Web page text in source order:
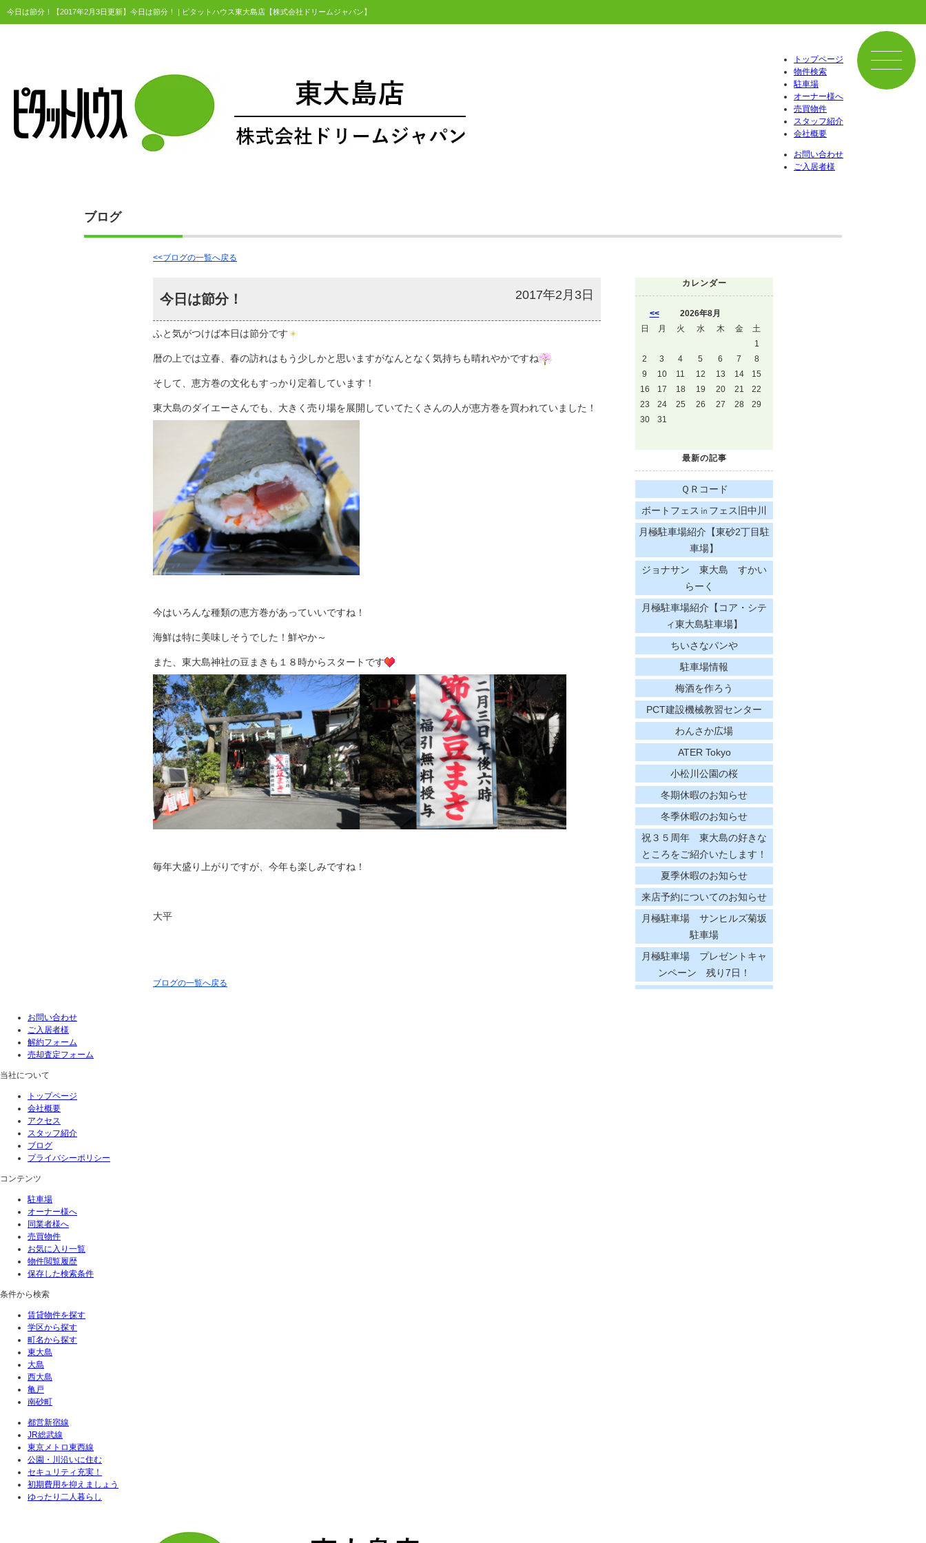
今日は節分！【2017年2月3日更新】今日は節分！ | ピタットハウス東大島店【株式会社ドリームジャパン】
トップページ
物件検索
駐車場
オーナー様へ
売買物件
スタッフ紹介
会社概要
お問い合わせ
ご入居者様
ブログ
<<ブログの一覧へ戻る
今日は節分！ 2017年2月3日
ふと気がつけば本日は節分です
暦の上では立春、春の訪れはもう少しかと思いますがなんとなく気持ちも晴れやかですね
そして、恵方巻の文化もすっかり定着しています！
東大島のダイエーさんでも、大きく売り場を展開していてたくさんの人が恵方巻を買われていました！
今はいろんな種類の恵方巻があっていいですね！
海鮮は特に美味しそうでした！鮮やか～
また、東大島神社の豆まきも１８時からスタートです
毎年大盛り上がりですが、今年も楽しみですね！
大平
カレンダー
<<
2026年8月
日
月 火 水 木 金
土
1
2
3 4 5 6 7
8
9
10 11 12 13 14
15
16
17 18 19 20 21
22
23
24 25 26 27 28
29
30
31
最新の記事
ＱＲコード
ボートフェス㏌フェス旧中川
月極駐車場紹介【東砂2丁目駐
車場】
ジョナサン 東大島 すかい
らーく
月極駐車場紹介【コア・シテ
ィ東大島駐車場】
ちいさなパンや
駐車場情報
梅酒を作ろう
PCT建設機械教習センター
わんさか広場
ATER Tokyo
小松川公園の桜
冬期休暇のお知らせ
冬季休暇のお知らせ
祝３５周年 東大島の好きな
ところをご紹介いたします！
夏季休暇のお知らせ
来店予約についてのお知らせ
月極駐車場 サンヒルズ菊坂
駐車場
月極駐車場 プレゼントキャ
ンペーン 残り7日！
ブログの一覧へ戻る
お問い合わせ
ご入居者様
解約フォーム
売却査定フォーム
当社について
トップページ
会社概要
アクセス
スタッフ紹介
ブログ
プライバシーポリシー
コンテンツ
駐車場
オーナー様へ
同業者様へ
売買物件
お気に入り一覧
物件閲覧履歴
保存した検索条件
条件から検索
賃貸物件を探す
学区から探す
町名から探す
東大島
大島
西大島
亀戸
南砂町
都営新宿線
JR総武線
東京メトロ東西線
公園・川沿いに住む
セキュリティ充実！
初期費用を抑えましょう
ゆったり二人暮らし